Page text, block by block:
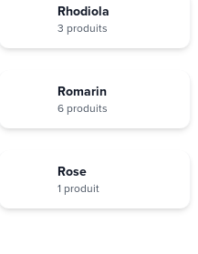
Rhodiola
3 produits
Romarin
6 produits
Rose
1 produit